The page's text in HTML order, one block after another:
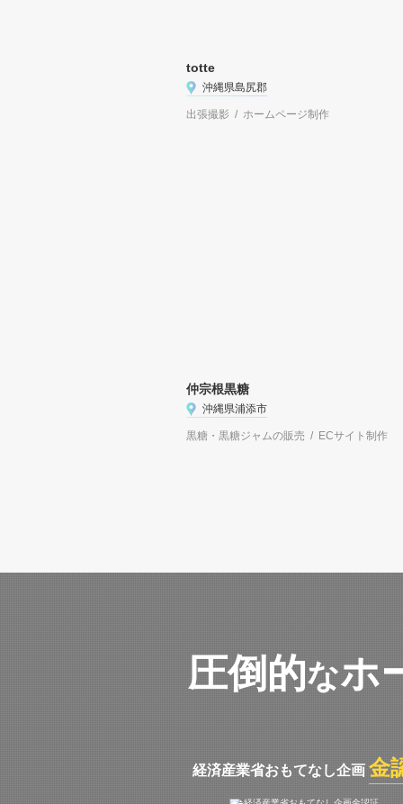
totte
沖縄県島尻郡
出張撮影 / ホームページ制作
仲宗根黒糖
沖縄県浦添市
黒糖・黒糖ジャムの販売 / ECサイト制作
圧倒的なホ
経済産業省おもてなし企画 金